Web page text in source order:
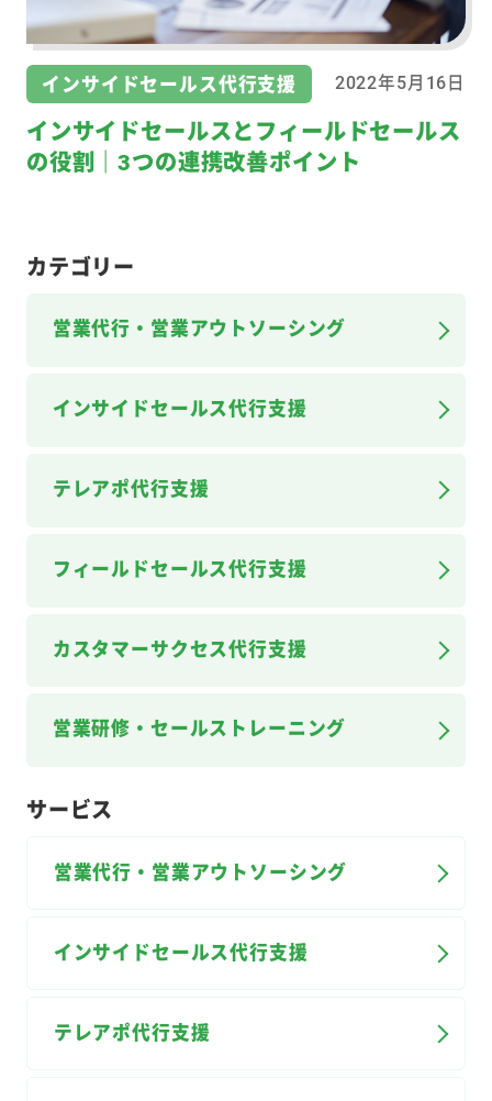
インサイドセールス代行支援 2022年5月16日
インサイドセールスとフィールドセールス
の役割｜3つの連携改善ポイント
カテゴリー
営業代行・営業アウトソーシング
インサイドセールス代行支援
テレアポ代行支援
フィールドセールス代行支援
カスタマーサクセス代行支援
営業研修・セールストレーニング
サービス
営業代行・営業アウトソーシング
インサイドセールス代行支援
テレアポ代行支援